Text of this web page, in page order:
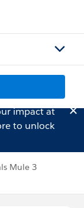
impact at
to unlock
Mule 3